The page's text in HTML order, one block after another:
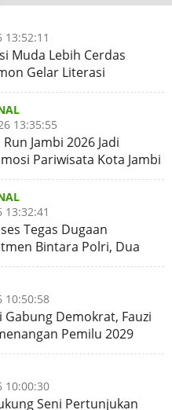
13:52:11
Muda Lebih Cerdas
Gelar Literasi
13:35:55
Jambi 2026 Jadi
Pariwisata Kota Jambi
13:32:41
Tegas Dugaan
Bintara Polri, Dua
10:50:58
Gabung Demokrat, Fauzi
Pemilu 2029
10:00:30
Seni Pertunjukan